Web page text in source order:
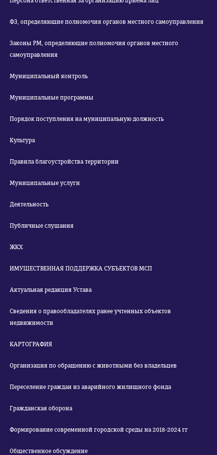
ФЗ, определяющие полномочия органов местного самоуправления
Законы РМ, определяющие полномочия органов местного
самоуправления
Муниципальный контроль
Муниципальные программы
Порядок поступления на муниципальную должность
Культура
Правила благоустройства территории
Муниципальные услуги
Деятельность
Публичные слушания
ЖКХ
ИМУЩЕСТВЕННАЯ ПОДДЕРЖКА СУБЪЕКТОВ МСП
Актуальная редакция Устава
Сведения о правообладателях ранее учтенных объектов
недвижимости
КАРТОГРАФИЯ
Организация по обращению с животными без владельцев
Переселение граждан из аварийного жилищного фонда
Гражданская оборона
Формирование современной городской среды на 2018-2024 гг
Общественное обсуждение